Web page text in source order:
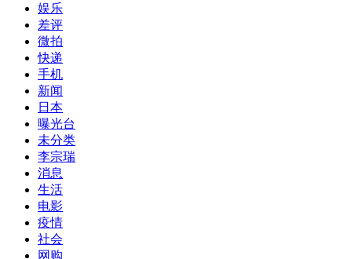
娱乐
差评
微拍
快递
手机
新闻
日本
曝光台
未分类
李宗瑞
消息
生活
电影
疫情
社会
网购